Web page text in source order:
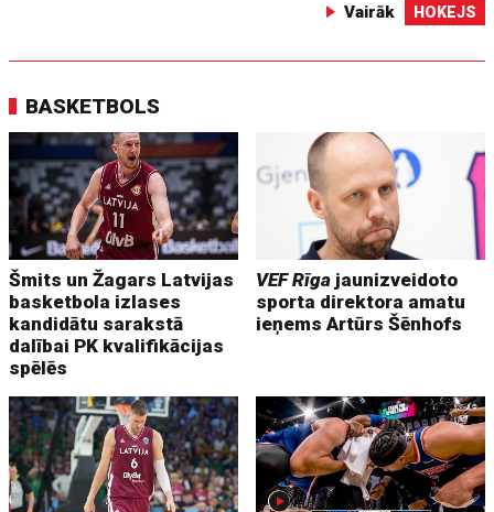
Vairāk HOKEJS
BASKETBOLS
Šmits un Žagars Latvijas
basketbola izlases
kandidātu sarakstā
dalībai PK kvalifikācijas
spēlēs
VEF Rīga jaunizveidoto
sporta direktora amatu
ieņems Artūrs Šēnhofs